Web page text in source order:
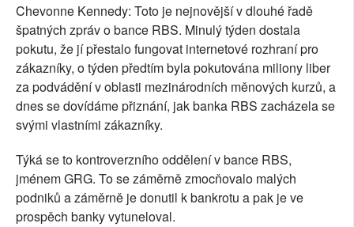
Chevonne Kennedy: Toto je nejnovější v dlouhé řadě
špatných zpráv o bance RBS. Minulý týden dostala
pokutu, že jí přestalo fungovat internetové rozhraní pro
zákazníky, o týden předtím byla pokutována miliony liber
za podvádění v oblasti mezinárodních měnových kurzů, a
dnes se dovídáme přiznání, jak banka RBS zacházela se
svými vlastními zákazníky.
Týká se to kontroverzního oddělení v bance RBS,
jménem GRG. To se záměrně zmocňovalo malých
podniků a záměrně je donutil k bankrotu a pak je ve
prospěch banky vytuneloval.